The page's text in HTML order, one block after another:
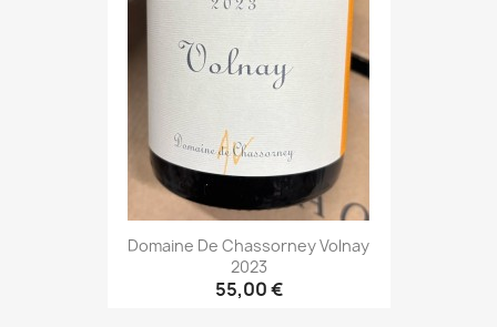
Domaine De Chassorney Volnay
2023
55,00 €